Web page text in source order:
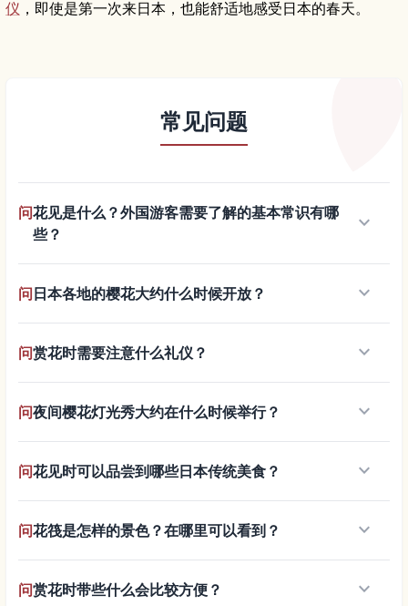
仪 ，即使是第一次来日本，也能舒适地感受日本的春天。
常见问题
问花见是什么？外国游客需要了解的基本常识有哪
些？
keyboard_arrow_down
问日本各地的樱花大约什么时候开放？ keyboard_arrow_down
问赏花时需要注意什么礼仪？ keyboard_arrow_down
问夜间樱花灯光秀大约在什么时候举行？ keyboard_arrow_down
问花见时可以品尝到哪些日本传统美食？ keyboard_arrow_down
问花筏是怎样的景色？在哪里可以看到？ keyboard_arrow_down
问赏花时带些什么会比较方便？ keyboard_arrow_down